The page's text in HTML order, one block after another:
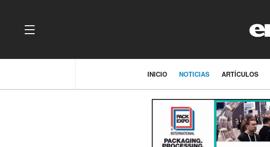
OFF CANVAS
INICIO NOTICIAS ARTÍCULOS